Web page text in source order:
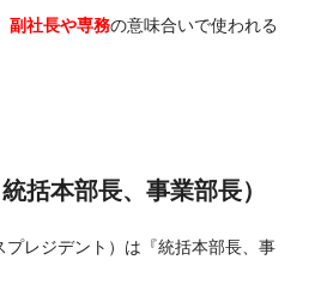
副社長や専務の意味合いで使われる
括本部長、事業部長）
レジデント）は『統括本部長、事